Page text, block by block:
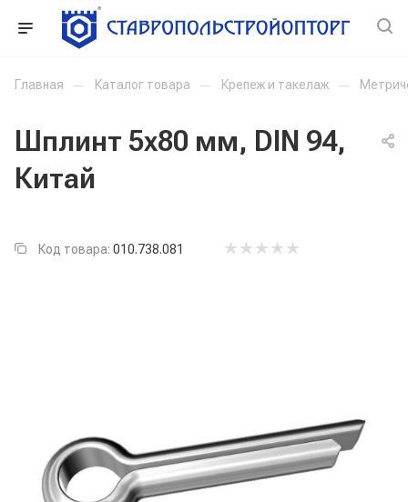
Главная — Каталог товара — Крепеж и такелаж —
Шплинт 5x80 мм, DIN 94,
Китай
Код товара: 010.738.081